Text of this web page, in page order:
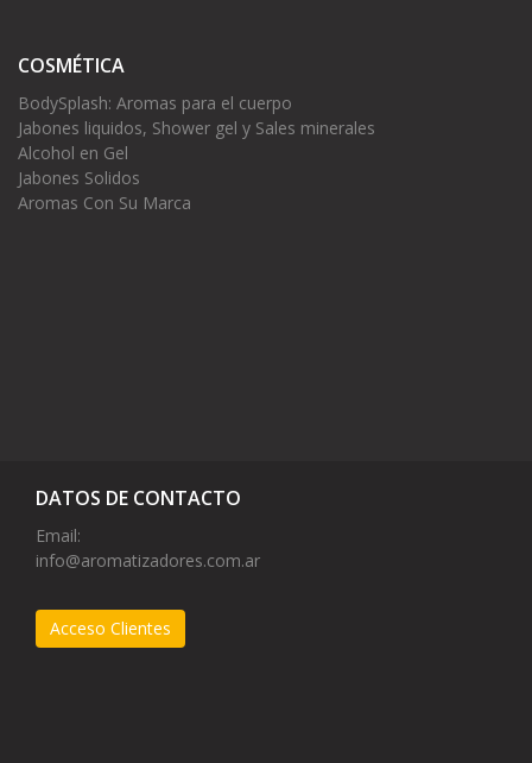
COSMÉTICA
BodySplash: Aromas para el cuerpo
Jabones liquidos, Shower gel y Sales minerales
Alcohol en Gel
Jabones Solidos
Aromas Con Su Marca
DATOS DE CONTACTO
Email:
info@aromatizadores.com.ar
Acceso Clientes